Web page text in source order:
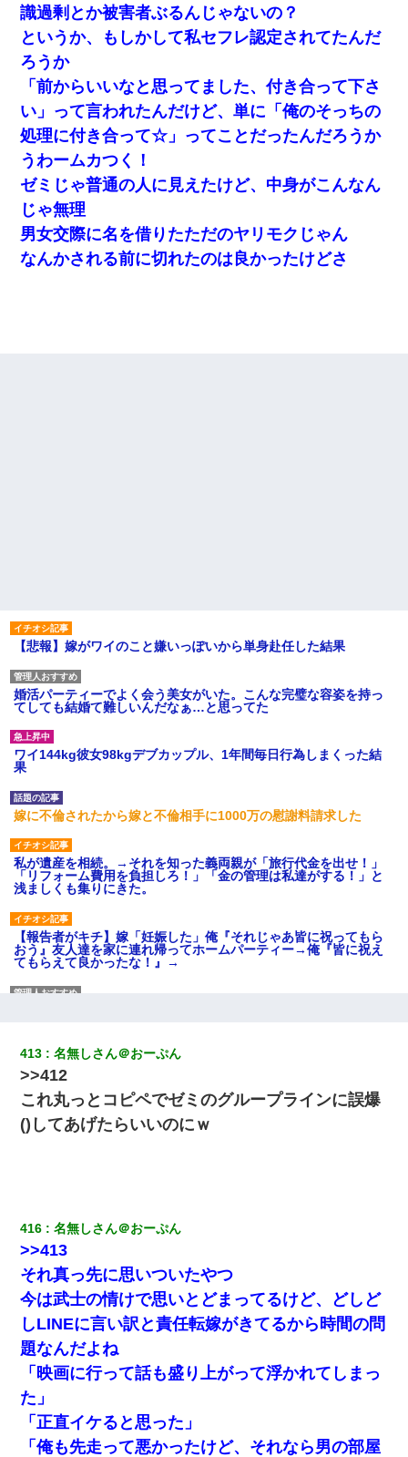
識過剰とか被害者ぶるんじゃないの？
というか、もしかして私セフレ認定されてたんだ
ろうか
「前からいいなと思ってました、付き合って下さ
い」って言われたんだけど、単に「俺のそっちの
処理に付き合って☆」ってことだったんだろうか
うわームカつく！
ゼミじゃ普通の人に見えたけど、中身がこんなん
じゃ無理
男女交際に名を借りたただのヤリモクじゃん
なんかされる前に切れたのは良かったけどさ
【悲報】嫁がワイのこと嫌いっぽいから単身赴任した結果
婚活パーティーでよく会う美女がいた。こんな完璧な容姿を持っ
てしても結婚て難しいんだなぁ…と思ってた
ワイ144kg彼女98kgデブカップル、1年間毎日行為しまくった結
果
嫁に不倫されたから嫁と不倫相手に1000万の慰謝料請求した
私が遺産を相続。→それを知った義両親が「旅行代金を出せ！」
「リフォーム費用を負担しろ！」「金の管理は私達がする！」と
浅ましくも集りにきた。
【報告者がキチ】嫁「妊娠した」俺『それじゃあ皆に祝ってもら
おう』友人達を家に連れ帰ってホームパーティー→俺『皆に祝え
てもらえて良かったな！』→
妹が嘘つきな元カレと寄りを戻してしまったという話をしていた
ら、旦那の顔が曇って雰囲気が一転。そそくさと話を切り上げて
いつもより早く寝付いてしまった…｜生活｜ワロタあんてな
【GJ!】会社から帰宅中、広い駐車場にエンジンかけっ放しの車を
下座」→ 結果・・・
【画像】女上司(30)「終電なくなったね…部屋くる？」ワイ「行
きます！」
【衝撃】嫁父の会社に勤続１０年、手取り１４万 → 俺「２２万も
らえる会社から誘われた。転職したい」義父「クビ！（激怒」嫁
「離婚！（激怒」
【衝撃】職場に入って来た綺麗な新人さんに職場を案内すること
に → 新人「ドンッ！」私「！？」→ 突然、突き飛ばされて左手
の甲を踏みつけられて…
413 名無しさん＠おーぷん
>>412
これ丸っとコピペでゼミのグループラインに誤爆
()してあげたらいいのにｗ
416 名無しさん＠おーぷん
>>413
それ真っ先に思いついたやつ
今は武士の情けで思いとどまってるけど、どしど
しLINEに言い訳と責任転嫁がきてるから時間の問
題なんだよね
「映画に行って話も盛り上がって浮かれてしまっ
た」
「正直イケると思った」
「俺も先走って悪かったけど、それなら男の部屋